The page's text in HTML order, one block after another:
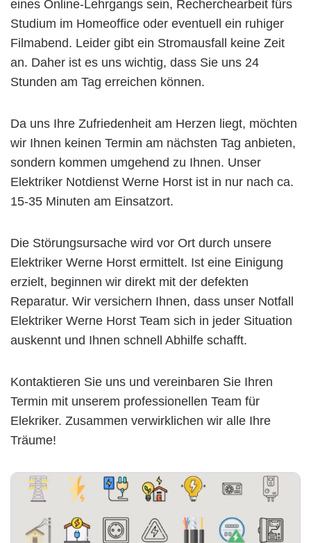
eines Online-Lehrgangs sein, Recherchearbeit fürs
Studium im Homeoffice oder eventuell ein ruhiger
Filmabend. Leider gibt ein Stromausfall keine Zeit
an. Daher ist es uns wichtig, dass Sie uns 24
Stunden am Tag erreichen können.
Da uns Ihre Zufriedenheit am Herzen liegt, möchten
wir Ihnen keinen Termin am nächsten Tag anbieten,
sondern kommen umgehend zu Ihnen. Unser
Elektriker Notdienst Werne Horst ist in nur nach ca.
15-35 Minuten am Einsatzort.
Die Störungsursache wird vor Ort durch unsere
Elektriker Werne Horst ermittelt. Ist eine Einigung
erzielt, beginnen wir direkt mit der defekten
Reparatur. Wir versichern Ihnen, dass unser Notfall
Elektriker Werne Horst Team sich in jeder Situation
auskennt und Ihnen schnell Abhilfe schafft.
Kontaktieren Sie uns und vereinbaren Sie Ihren
Termin mit unserem professionellen Team für
Elekriker. Zusammen verwirklichen wir alle Ihre
Träume!